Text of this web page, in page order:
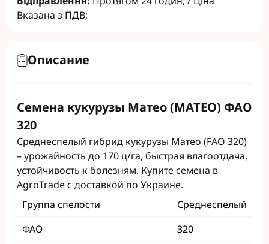
Вказана з ПДВ;
Описание
Семена кукурузы Матео (MATEO) ФАО
320
Среднеспелый гибрид кукурузы Матео (FAO 320)
– урожайность до 170 ц/га, быстрая влагоотдача,
устойчивость к болезням. Купите семена в
AgroTrade с доставкой по Украине.
Группа спелости
Среднеспелый
ФАО
320